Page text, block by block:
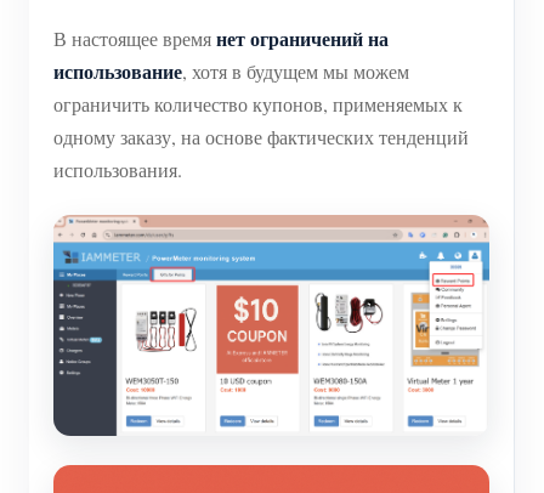
В настоящее времянет ограничений на
использование, хотя в будущем мы можем
ограничить количество купонов, применяемых к
одному заказу, на основе фактических тенденций
использования.